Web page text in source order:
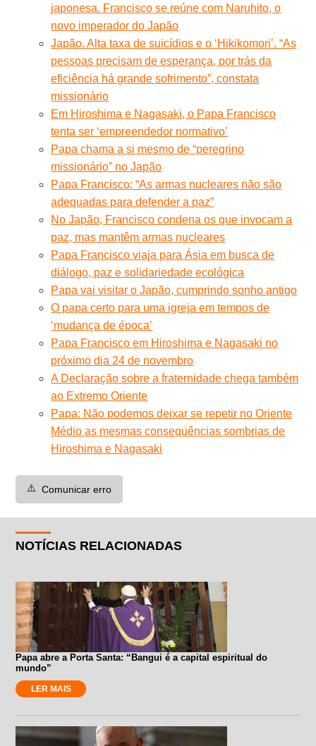
japonesa. Francisco se reúne com Naruhito, o
novo imperador do Japão
Japão. Alta taxa de suicídios e o ‘Hikikomori’. “As
pessoas precisam de esperança, por trás da
eficiência há grande sofrimento”, constata
missionário
Em Hiroshima e Nagasaki, o Papa Francisco
tenta ser ‘empreendedor normativo’
Papa chama a si mesmo de “peregrino
missionário” no Japão
Papa Francisco: “As armas nucleares não são
adequadas para defender a paz”
No Japão, Francisco condena os que invocam a
paz, mas mantêm armas nucleares
Papa Francisco viaja para Ásia em busca de
diálogo, paz e solidariedade ecológica
Papa vai visitar o Japão, cumprindo sonho antigo
O papa certo para uma igreja em tempos de
‘mudança de época’
Papa Francisco em Hiroshima e Nagasaki no
próximo dia 24 de novembro
A Declaração sobre a fraternidade chega também
ao Extremo Oriente
Papa: Não podemos deixar se repetir no Oriente
Médio as mesmas consequências sombrias de
Hiroshima e Nagasaki
⚠️ Comunicar erro
NOTÍCIAS RELACIONADAS
Papa abre a Porta Santa: “Bangui é a capital espiritual do
mundo”
LER MAIS